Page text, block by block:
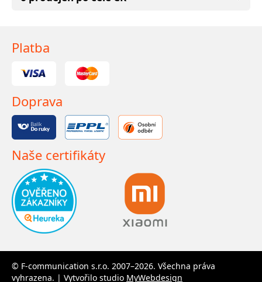
Platba
Doprava
Naše certifikáty
© F-communication s.r.o. 2007–2026. Všechna práva
vyhrazena. | Vytvořilo studio MyWebdesign